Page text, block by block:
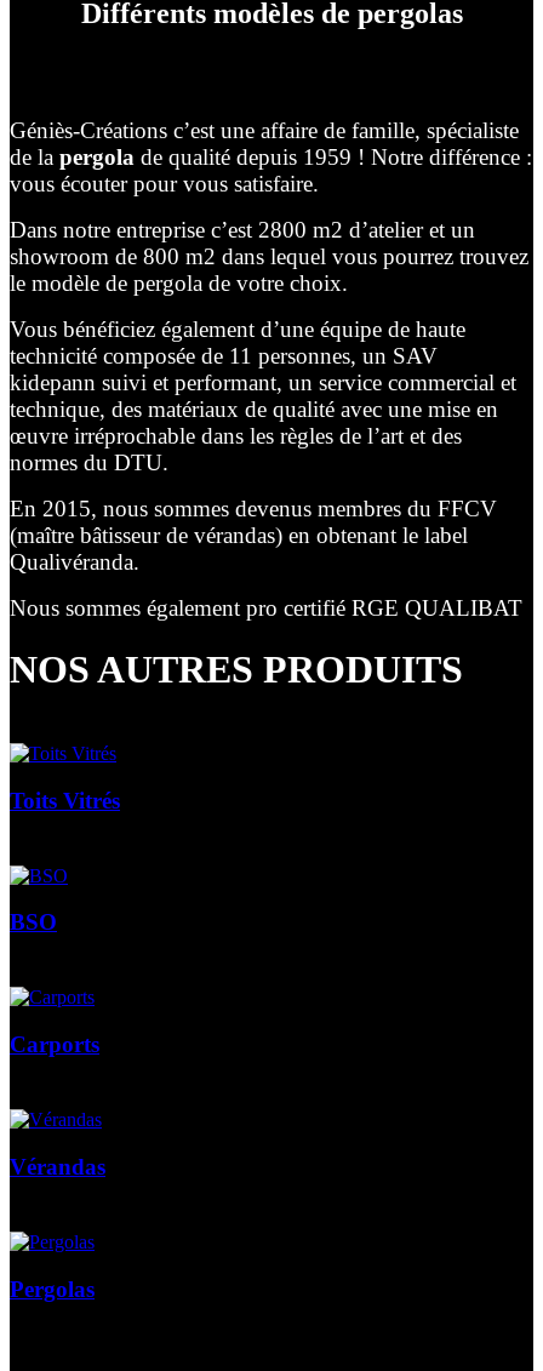
Différents modèles de pergolas
Géniès-Créations c’est une affaire de famille, spécialiste
de la pergola de qualité depuis 1959 ! Notre différence :
vous écouter pour vous satisfaire.
Dans notre entreprise c’est 2800 m2 d’atelier et un
showroom de 800 m2 dans lequel vous pourrez trouvez
le modèle de pergola de votre choix.
Vous bénéficiez également d’une équipe de haute
technicité composée de 11 personnes, un SAV
kidepann suivi et performant, un service commercial et
technique, des matériaux de qualité avec une mise en
œuvre irréprochable dans les règles de l’art et des
normes du DTU.
En 2015, nous sommes devenus membres du FFCV
(maître bâtisseur de vérandas) en obtenant le label
Qualivéranda.
Nous sommes également pro certifié RGE QUALIBAT
NOS AUTRES PRODUITS
Toits Vitrés
BSO
Carports
Vérandas
Pergolas